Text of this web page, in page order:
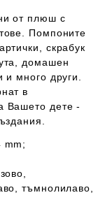
от плюш с
Помпоните
скрабук
домашен
много други.
в
Вашето дете -
mm;
тъмнолилаво,